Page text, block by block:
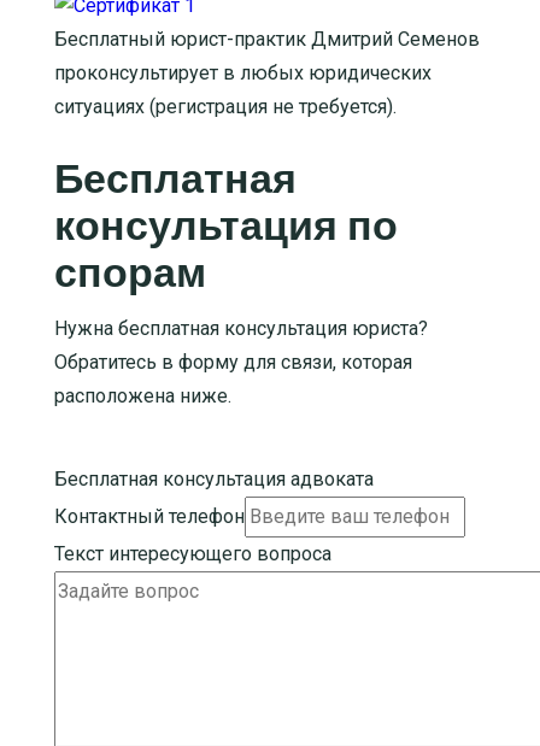
Бесплатный юрист-практик Дмитрий Семенов
проконсультирует в любых юридических
ситуациях (регистрация не требуется).
Бесплатная
консультация по
спорам
Нужна бесплатная консультация юриста?
Обратитесь в форму для связи, которая
расположена ниже.
Бесплатная консультация адвоката
Контактный телефон
Текст интересующего вопроса